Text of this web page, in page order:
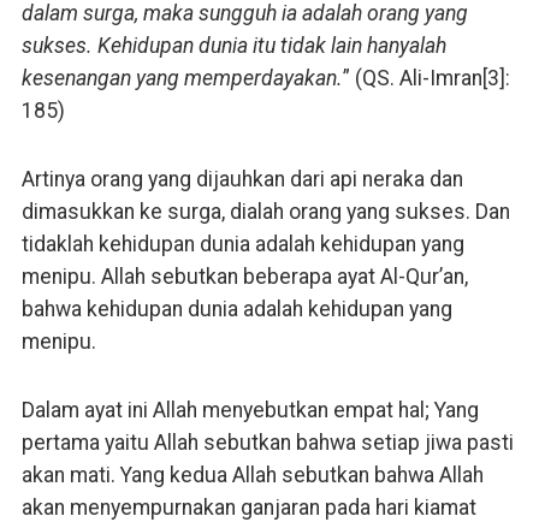
dalam surga, maka sungguh ia adalah orang yang
sukses. Kehidupan dunia itu tidak lain hanyalah
kesenangan yang memperdayakan.” (QS. Ali-Imran[3]:
185)
Artinya orang yang dijauhkan dari api neraka dan
dimasukkan ke surga, dialah orang yang sukses. Dan
tidaklah kehidupan dunia adalah kehidupan yang
menipu. Allah sebutkan beberapa ayat Al-Qur’an,
bahwa kehidupan dunia adalah kehidupan yang
menipu.
Dalam ayat ini Allah menyebutkan empat hal; Yang
pertama yaitu Allah sebutkan bahwa setiap jiwa pasti
akan mati. Yang kedua Allah sebutkan bahwa Allah
akan menyempurnakan ganjaran pada hari kiamat